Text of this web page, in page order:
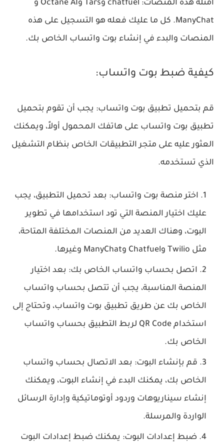
أمثلة هذه المنصات: chatfuel وTars وOctane AI و
ManyChat. كل ما عليك فعله هو التسجيل على هذه
المنصات والبدء في إنشاء بوت واتساب الخاص بك.
كيفية ضبط بوت واتساب:
قم بتحميل تطبيق بوت واتساب: يجب أن تقوم بتحميل
تطبيق بوت واتساب على هاتفك المحمول أولاً، ويمكنك
العثور عليه على متجر التطبيقات الخاص بنظام التشغيل
الذي تستخدمه.
اختر منصة بوت واتساب: بعد تحميل التطبيق، يجب
عليك اختيار المنصة التي تود استخدامها في تطوير
البوت، وهناك العديد من المنصات المختلفة المتاحة،
مثل Twilio وChatfuel وManyChat وغيرها.
اتصل بحساب واتساب الخاص بك: بعد اختيار
المنصة المناسبة، يجب أن تتصل بحساب واتساب
الخاص بك عن طريق تطبيق بوت واتساب، وتحتاج إلى
استخدام QR Code لربط التطبيق بحساب واتساب
الخاص بك.
قم بإنشاء البوت: بعد الاتصال بحساب واتساب
الخاص بك، يمكنك البدء في إنشاء البوت، ويمكنك
إنشاء سيناريوهات وردود أوتوماتيكية وإدارة الرسائل
الواردة والمرسلة.
ضبط إعدادات البوت: يمكنك ضبط إعدادات البوت